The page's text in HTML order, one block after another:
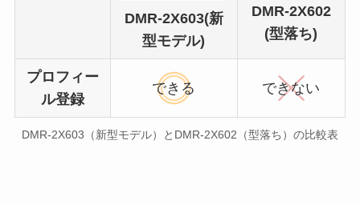
DMR-2X603(新
型モデル)
DMR-2X602
(型落ち)
プロフィー
ル登録
できる できない
DMR-2X603（新型モデル）とDMR-2X602（型落ち）の比較表